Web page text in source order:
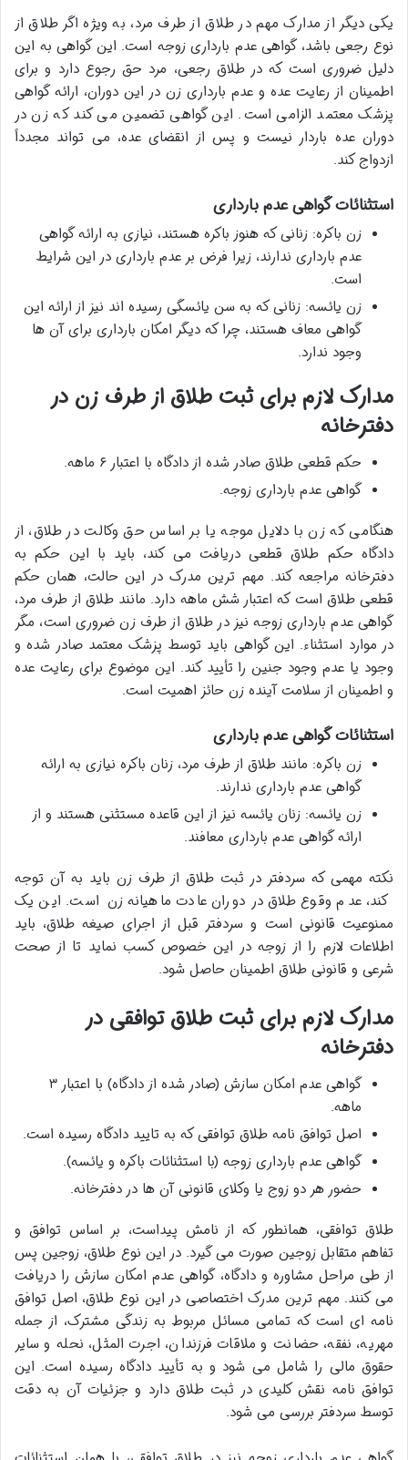
یکی دیگر از مدارک مهم در طلاق از طرف مرد، به ویژه اگر طلاق از
نوع رجعی باشد، گواهی عدم بارداری زوجه است. این گواهی به این
دلیل ضروری است که در طلاق رجعی، مرد حق رجوع دارد و برای
اطمینان از رعایت عده و عدم بارداری زن در این دوران، ارائه گواهی
پزشک معتمد الزامی است. این گواهی تضمین می کند که زن در
دوران عده باردار نیست و پس از انقضای عده، می تواند مجدداً
ازدواج کند.
استثنائات گواهی عدم بارداری
زن باکره: زنانی که هنوز باکره هستند، نیازی به ارائه گواهی
عدم بارداری ندارند، زیرا فرض بر عدم بارداری در این شرایط
است.
زن یائسه: زنانی که به سن یائسگی رسیده اند نیز از ارائه این
گواهی معاف هستند، چرا که دیگر امکان بارداری برای آن ها
وجود ندارد.
مدارک لازم برای ثبت طلاق از طرف زن در
دفترخانه
حکم قطعی طلاق صادر شده از دادگاه با اعتبار ۶ ماهه.
گواهی عدم بارداری زوجه.
هنگامی که زن با دلایل موجه یا بر اساس حق وکالت در طلاق، از
دادگاه حکم طلاق قطعی دریافت می کند، باید با این حکم به
دفترخانه مراجعه کند. مهم ترین مدرک در این حالت، همان حکم
قطعی طلاق است که اعتبار شش ماهه دارد. مانند طلاق از طرف مرد،
گواهی عدم بارداری زوجه نیز در طلاق از طرف زن ضروری است، مگر
در موارد استثناء. این گواهی باید توسط پزشک معتمد صادر شده و
وجود یا عدم وجود جنین را تأیید کند. این موضوع برای رعایت عده
و اطمینان از سلامت آینده زن حائز اهمیت است.
استثنائات گواهی عدم بارداری
زن باکره: مانند طلاق از طرف مرد، زنان باکره نیازی به ارائه
گواهی عدم بارداری ندارند.
زن یائسه: زنان یائسه نیز از این قاعده مستثنی هستند و از
ارائه گواهی عدم بارداری معافند.
نکته مهمی که سردفتر در ثبت طلاق از طرف زن باید به آن توجه
کند، عدم وقوع طلاق در دوران عادت ماهیانه زن است. این یک
ممنوعیت قانونی است و سردفتر قبل از اجرای صیغه طلاق، باید
اطلاعات لازم را از زوجه در این خصوص کسب نماید تا از صحت
شرعی و قانونی طلاق اطمینان حاصل شود.
مدارک لازم برای ثبت طلاق توافقی در
دفترخانه
گواهی عدم امکان سازش (صادر شده از دادگاه) با اعتبار ۳
ماهه.
اصل توافق نامه طلاق توافقی که به تایید دادگاه رسیده است.
گواهی عدم بارداری زوجه (با استثنائات باکره و یائسه).
حضور هر دو زوج یا وکلای قانونی آن ها در دفترخانه.
طلاق توافقی، همانطور که از نامش پیداست، بر اساس توافق و
تفاهم متقابل زوجین صورت می گیرد. در این نوع طلاق، زوجین پس
از طی مراحل مشاوره و دادگاه، گواهی عدم امکان سازش را دریافت
می کنند. مهم ترین مدرک اختصاصی در این نوع طلاق، اصل توافق
نامه ای است که تمامی مسائل مربوط به زندگی مشترک، از جمله
مهریه، نفقه، حضانت و ملاقات فرزندان، اجرت المثل، نحله و سایر
حقوق مالی را شامل می شود و به تأیید دادگاه رسیده است. این
توافق نامه نقش کلیدی در ثبت طلاق دارد و جزئیات آن به دقت
توسط سردفتر بررسی می شود.